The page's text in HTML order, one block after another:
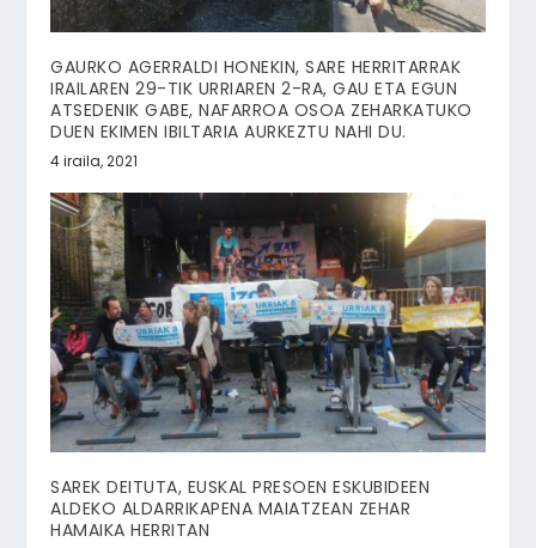
GAURKO AGERRALDI HONEKIN, SARE HERRITARRAK
IRAILAREN 29-TIK URRIAREN 2-RA, GAU ETA EGUN
ATSEDENIK GABE, NAFARROA OSOA ZEHARKATUKO
DUEN EKIMEN IBILTARIA AURKEZTU NAHI DU.
4 iraila, 2021
SAREK DEITUTA, EUSKAL PRESOEN ESKUBIDEEN
ALDEKO ALDARRIKAPENA MAIATZEAN ZEHAR
HAMAIKA HERRITAN